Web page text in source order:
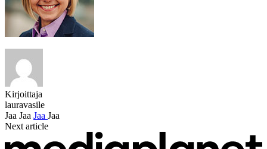
Kirjoittaja
lauravasile
Jaa Jaa Jaa Jaa
Next article